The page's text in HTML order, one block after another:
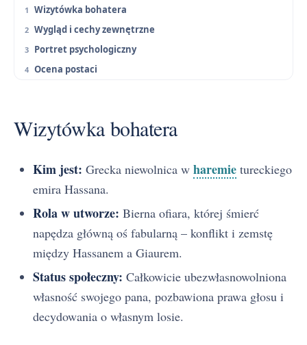
Wizytówka bohatera
Wygląd i cechy zewnętrzne
Portret psychologiczny
Ocena postaci
Wizytówka bohatera
Kim jest: Grecka niewolnica w haremie tureckiego
emira Hassana.
Rola w utworze: Bierna ofiara, której śmierć
napędza główną oś fabularną – konflikt i zemstę
między Hassanem a Giaurem.
Status społeczny: Całkowicie ubezwłasnowolniona
własność swojego pana, pozbawiona prawa głosu i
decydowania o własnym losie.